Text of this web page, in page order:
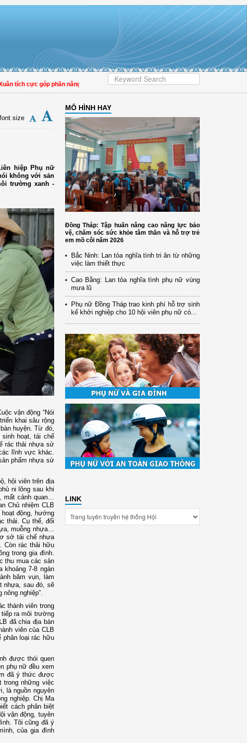
tích cực góp phần nâng cao tỷ lệ người dân tham gia bảo hiểm y tế
size
hiệp Phụ nữ
không với sản
trường xanh -
vận động “Nói
khai sâu rộng
huyện. Từ đó,
hoạt, tái chế
rác thải nhựa sử
lĩnh vực khác.
phẩm nhựa sử
hội viên trên địa
ni lông sau khi
mất cảnh quan…
Chủ nhiệm CLB
hoạt động, hướng
thải. Cụ thể, đối
muỗng nhựa…
sở tái chế nhựa
Còn rác thải hữu
trong gia đình.
thu mua các sản
khoảng 7-8 ngàn
băm vụn, làm
nhựa, sau đó, sẽ
nghiệp”.
thành viên trong
ra môi trường
đã chia địa bàn
viên của CLB
phân loại rác hữu
được thói quen
phụ nữ đều xem
đã ý thức được
trong những việc
là nguồn nguyên
nghiệp. Chị Ma
cách phân biệt
vận động, tuyên
Tôi cũng đã ý
của gia đình
MÔ HÌNH HAY
Đồng Tháp: Tập huấn nâng cao năng lực bảo
vệ, chăm sóc sức khỏe tâm thần và hỗ trợ trẻ
em mồ côi năm 2026
Bắc Ninh: Lan tỏa nghĩa tình tri ân từ những
việc làm thiết thực
Cao Bằng: Lan tỏa nghĩa tình phụ nữ vùng
mưa lũ
Phụ nữ Đồng Tháp trao kinh phí hỗ trợ sinh
kế khởi nghiệp cho 10 hội viên phụ nữ có...
LINK